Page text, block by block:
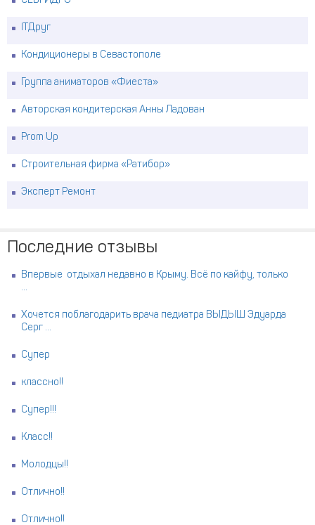
ITДруг
Кондиционеры в Севастополе
Группа аниматоров «Фиеста»
Авторская кондитерская Анны Ладован
Prom Up
Строительная фирма «Ратибор»
Эксперт Ремонт
Последние отзывы
Впервые отдыхал недавно в Крыму. Всё по кайфу, только
...
Хочется поблагодарить врача педиатра ВЫДЫШ Эдуарда
Серг ...
Супер
классно!!
Супер!!!
Класс!!
Молодцы!!
Отлично!!
Отлично!!